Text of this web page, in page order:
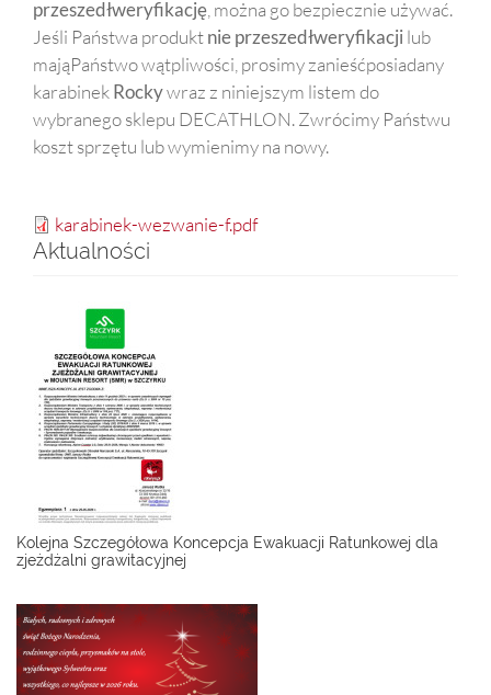
przeszedłweryfikację , można go bezpiecznie używać.
Jeśli Państwa produktnie przeszedłweryfikacji lub
mająPaństwo wątpliwości, prosimy zanieśćposiadany
karabinekRockywraz z niniejszym listem do
wybranego sklepu DECATHLON. Zwrócimy Państwu
koszt sprzętu lub wymienimy na nowy.
karabinek-wezwanie-f.pdf
Aktualności
Kolejna Szczegółowa Koncepcja Ewakuacji Ratunkowej dla
zjeżdżalni grawitacyjnej